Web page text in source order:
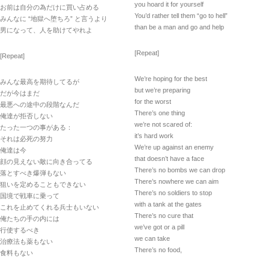
お前は自分の為だけに買い占める
みんなに “地獄へ堕ちろ” と言うより
男になって、人を助けてやれよ
[Repeat]
みんな最高を期待してるが
だが今はまだ
最悪への途中の段階なんだ
俺達が拒否しない
たった一つの事がある：
それは必死の努力
俺達は今
顔の見えない敵に向き合ってる
落とすべき爆弾もない
狙いを定めることもできない
国境で戦車に乗って
これを止めてくれる兵士もいない
俺たちの手の内には
行使するべき
治療法も薬もない
食料もない
you hoard it for yourself
You’d rather tell them “go to hell”
than be a man and go and help
[Repeat]
We’re hoping for the best
but we’re preparing
for the worst
There’s one thing
we’re not scared of:
it’s hard work
We’re up against an enemy
that doesn’t have a face
There’s no bombs we can drop
There’s nowhere we can aim
There’s no soldiers to stop
with a tank at the gates
There’s no cure that
we’ve got or a pill
we can take
There’s no food,